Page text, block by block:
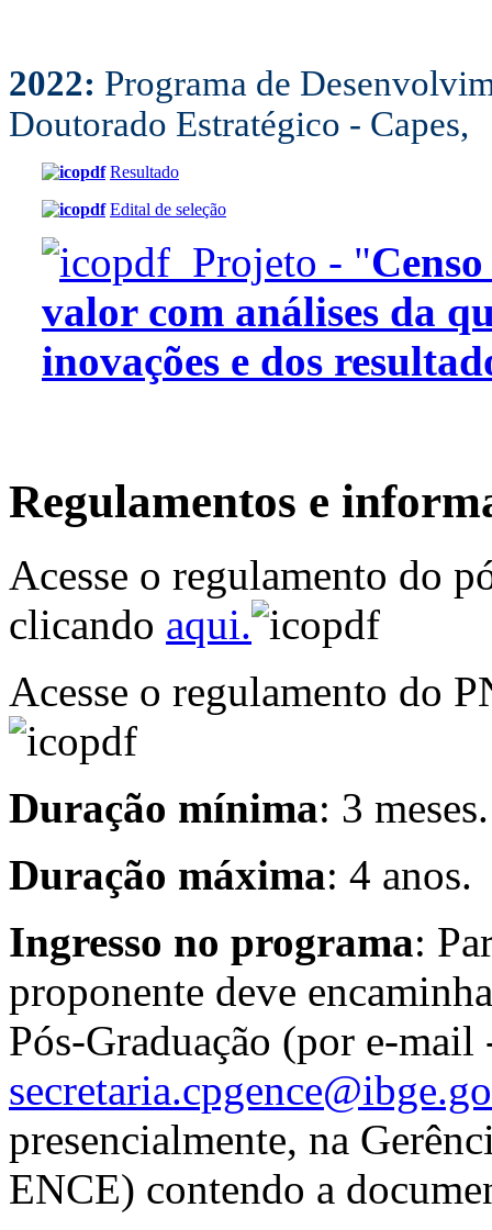
2022: Programa de
Doutorado Estratégico - Capes,
Resultado
Edital de seleção
Projeto - "
valor com análises da
inovações e dos
Regulamentos e
Acesse o regulamento do
clicando aqui.
Acesse o regulamento do
Duração mínima: 3 meses.
Duração máxima: 4 anos.
Ingresso no programa:
proponente deve
Pós-Graduação (por e-mail
presencialmente, na
ENCE) contendo a